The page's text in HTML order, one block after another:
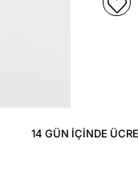
14 GÜN IÇINDE